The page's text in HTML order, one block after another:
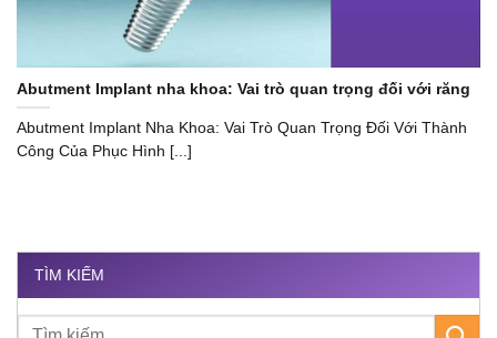
Abutment Implant nha khoa: Vai trò quan trọng đối với răng
Abutment Implant Nha Khoa: Vai Trò Quan Trọng Đối Với Thành
Công Của Phục Hình [...]
TÌM KIẾM